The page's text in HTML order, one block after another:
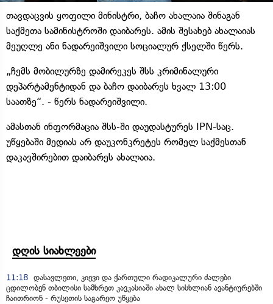
თავდაცვის ყოფილი მინისტრი, ბაჩო ახალაია შინაგან
საქმეთა სამინისტროში დაიბარეს. ამის შესახებ ახალაიას
მეუღლე ანი ნადარეიშვილი სოციალურ ქსელში წერს.
„ჩემს მობილურზე დამირეკეს შსს კრიმინალური
დეპარტამენტიდან და ბაჩო დაიბარეს ხვალ 13:00
საათზე“. - წერს ნადარეიშვილი.
ამასთან ინფორმაცია შსს-ში დაუდასტურეს IPN-საც.
უწყებაში მედიას არ დაუკონკრეტეს რომელ საქმესთან
დაკავშირებით დაიბარეს ახალაია.
დღის სიახლეები
11:18 დასავლეთი, კიევი და ქართული რადიკალური ძალები
ცდილობენ თბილისი სამხრეთ კავკასიაში ახალ სისხლიან ავანტიურებში
ჩაითრიონ - რუსეთის საგარეო უწყება